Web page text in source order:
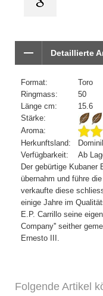
Detaillierte
Format:
Toro
Ringmass:
50
Länge cm:
15.6
Stärke:
Aroma:
Herkunftsland:
Verfügbarkeit:
Ab
Der gebürtige Kubaner
übernahm und führe
verkaufte diese
einige Jahre im
E.P. Carrillo seine
Company'' seither
Ernesto III.
Folgende Artikel